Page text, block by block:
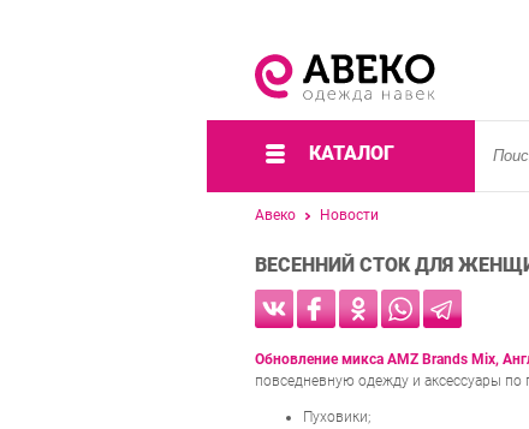
КАТАЛОГ
Авеко Новости
ВЕСЕННИЙ СТОК ДЛЯ
Обновление микса AMZ Brands Mix,
повседневную одежду и аксессуары по
Пуховики;